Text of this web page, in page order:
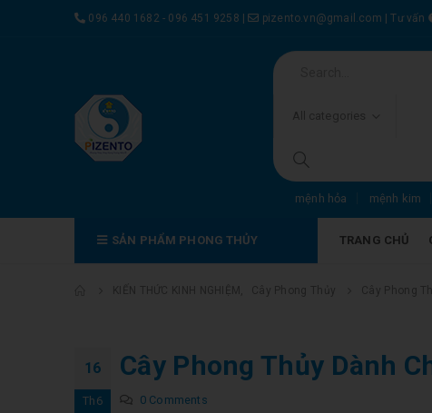
096 440 1682 - 096 451 9258 pizento.vn@gmail.com |Tư vấn
mệnh hỏa mệnh kim
SẢN PHẨM PHONG THỦY TRANG CHỦ
16
Th6
Cây Phong Thủy Dành
0 Comments